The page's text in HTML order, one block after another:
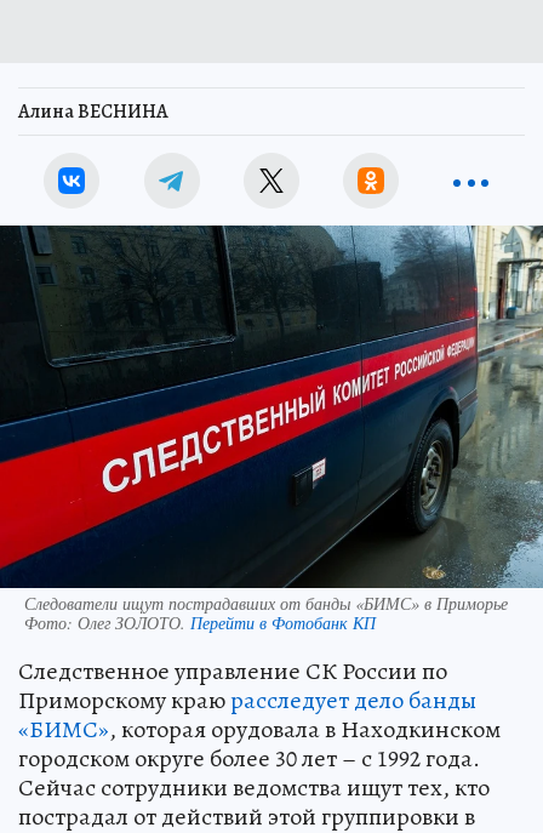
Алина ВЕСНИНА
Следователи ищут пострадавших от банды «БИМС» в Приморье
Фото: Олег ЗОЛОТО. Перейти в Фотобанк КП
Следственное управление СК России по
Приморскому краюрасследует дело банды
«БИМС», которая орудовала в Находкинском
городском округе более 30 лет – с 1992 года.
Сейчас сотрудники ведомства ищут тех, кто
пострадал от действий этой группировки в